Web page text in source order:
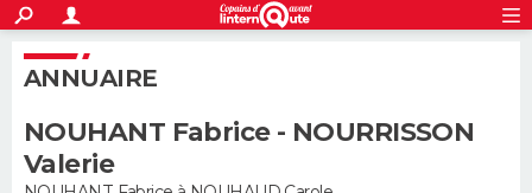
ACTUALITÉS
Politique
Société
Faits Divers
Education
Monde
Villes
+
SPORT
Coupe du monde 2026
Football
Tennis
Cyclisme
Rugby
Forum
CULTURE
Programme TV
TNTStreaming
Cinéma
Sorties cinéma
Musique
+
S'inscrire
Connexion
ANNUAIRE
NOUHANT Fabrice - NOURRISSON
Valerie